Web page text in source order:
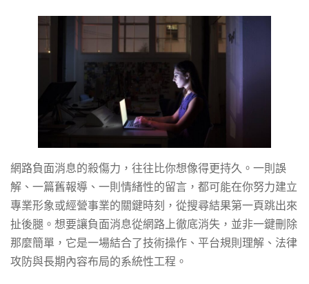
路
失？
詳
解
內
網路負面消息的殺傷力，往往比你想像得更持久。一則誤
解、一篇舊報導、一則情緒性的留言，都可能在你努力建立
專業形象或經營事業的關鍵時刻，從搜尋結果第一頁跳出來
扯後腿。想要讓負面消息從網路上徹底消失，並非一鍵刪除
那麼簡單，它是一場結合了技術操作、平台規則理解、法律
攻防與長期內容布局的系統性工程。